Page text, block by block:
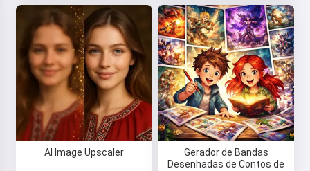
AI Image Upscaler
Gerador de Bandas
Desenhadas de Contos de